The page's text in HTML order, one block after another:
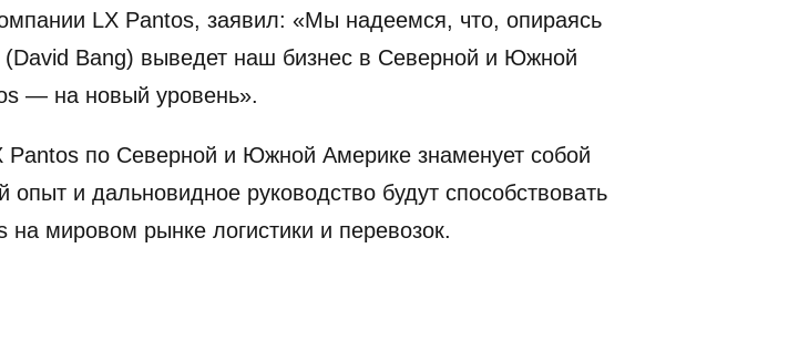
LX Pantos, заявил: «Мы надеемся, что, опираясь
Bang) выведет наш бизнес в Северной и Южной
— на новый уровень».
по Северной и Южной Америке знаменует собой
и дальновидное руководство будут способствовать
мировом рынке логистики и перевозок.